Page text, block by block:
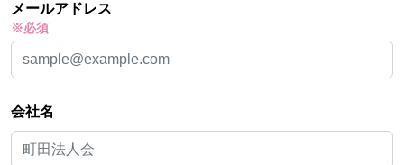
メールアドレス
※必須
会社名